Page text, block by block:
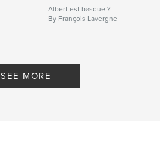
Albert est basque ?
By François Lavergne
SEE MORE